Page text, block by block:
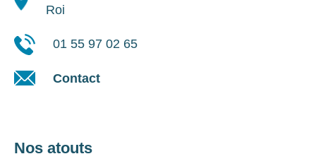
Roi
01 55 97 02 65
Contact
Nos atouts